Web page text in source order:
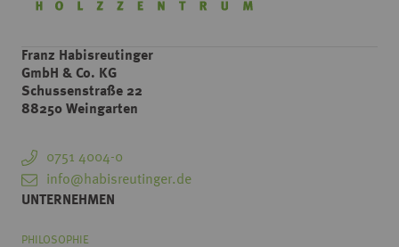
Franz Habisreutinger
GmbH & Co. KG
Schussenstraße 22
88250 Weingarten
0751 4004-0
info@habisreutinger.de
UNTERNEHMEN
PHILOSOPHIE